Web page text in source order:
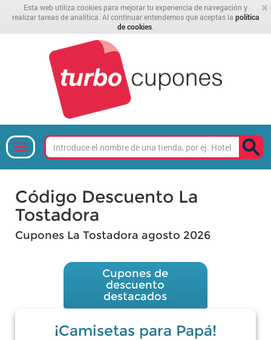
×
Esta web utiliza cookies para mejorar tu experiencia de navegación y
realizar tareas de analítica. Al continuar entendemos que aceptas la política
de cookies
Código Descuento La
Tostadora
Cupones La Tostadora agosto 2026
Cupones de
descuento
destacados
¡Camisetas para Papá!